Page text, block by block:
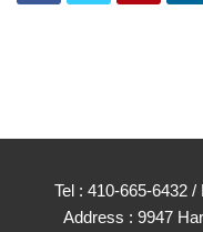
Tel : 410-665-6432
Address : 9947